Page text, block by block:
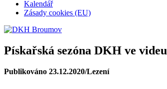
Kalendář
Zásady cookies (EU)
Pískařská sezóna DKH ve videu
Publikováno 23.12.2020/Lezení